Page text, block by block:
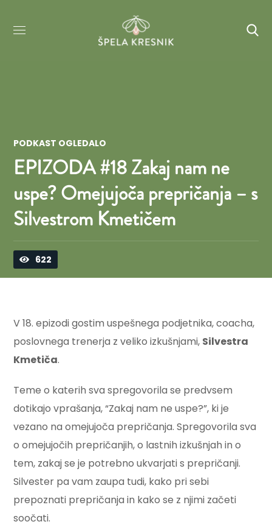
PODKAST OGLEDALO
EPIZODA #18 Zakaj nam ne
uspe? Omejujoča prepričanja – s
Silvestrom Kmetičem
622
V 18. epizodi gostim uspešnega podjetnika, coacha,
poslovnega trenerja z veliko izkušnjami, Silvestra
Kmetiča.
Teme o katerih sva spregovorila se predvsem
dotikajo vprašanja, “Zakaj nam ne uspe?”, ki je
vezano na omejujoča prepričanja. Spregovorila sva
o omejujočih prepričanjih, o lastnih izkušnjah in o
tem, zakaj se je potrebno ukvarjati s prepričanji.
Silvester pa vam zaupa tudi, kako pri sebi
prepoznati prepričanja in kako se z njimi začeti
soočati.